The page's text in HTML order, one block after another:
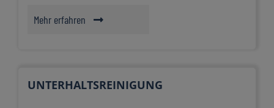
Mehr erfahren
UNTERHALTSREINIGUNG